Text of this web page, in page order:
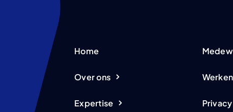
Home
Over ons
Expertise